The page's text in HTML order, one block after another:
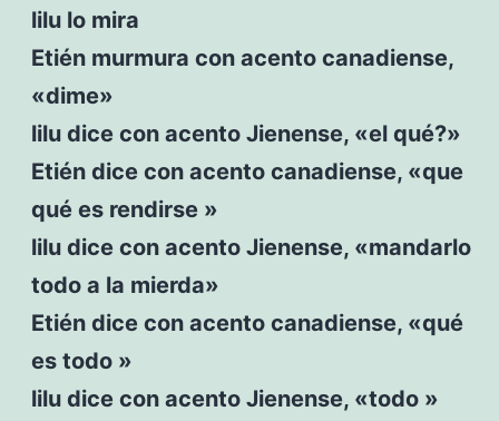
lilu lo mira
Etién murmura con acento canadiense,
«dime»
lilu dice con acento Jienense, «el qué?»
Etién dice con acento canadiense, «que
qué es rendirse »
lilu dice con acento Jienense, «mandarlo
todo a la mierda»
Etién dice con acento canadiense, «qué
es todo »
lilu dice con acento Jienense, «todo »